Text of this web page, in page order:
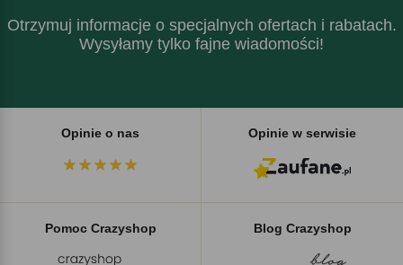
Otrzymuj informacje o specjalnych ofertach i rabatach.
Wysyłamy tylko fajne wiadomości!
Opinie o nas Opinie w serwisie
Pomoc Crazyshop Blog Crazyshop